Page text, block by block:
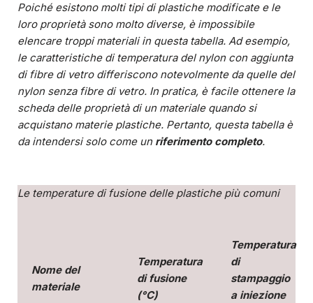
Poiché esistono molti tipi di plastiche modificate e le
loro proprietà sono molto diverse, è impossibile
elencare troppi materiali in questa tabella. Ad esempio,
le caratteristiche di temperatura del nylon con aggiunta
di fibre di vetro differiscono notevolmente da quelle del
nylon senza fibre di vetro. In pratica, è facile ottenere la
scheda delle proprietà di un materiale quando si
acquistano materie plastiche. Pertanto, questa tabella è
da intendersi solo come un riferimento completo.
Le temperature di fusione delle plastiche più comuni
Nome del
materiale
Temperatura
di fusione
(°C)
Temperatura
di
stampaggio
a iniezione